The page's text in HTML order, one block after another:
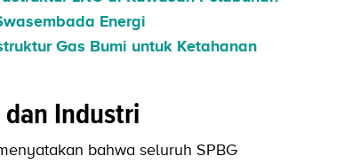
Energi
Gas Bumi untuk Ketahanan
Industri
bahwa seluruh SPBG